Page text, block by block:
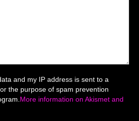
/ Accessoires
and my IP address is sent to a
the purpose of spam prevention
More information on Akismet and